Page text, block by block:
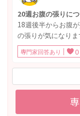
20週お腹の張りに
18週後半からお腹
の張りが気になり
る時はお腹がパン
日5～10回の頻度で
に、ボールのよう
なっている時も)
検診で子宮頸管が
り、1週間後また測
で念の為家で安静
専門家回答あり 0